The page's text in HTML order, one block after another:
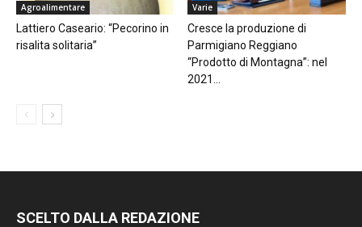
Agroalimentare
Lattiero Caseario: “Pecorino in
risalita solitaria”
Varie
Cresce la produzione di
Parmigiano Reggiano
“Prodotto di Montagna”: nel
2021...
SCELTO DALLA REDAZIONE